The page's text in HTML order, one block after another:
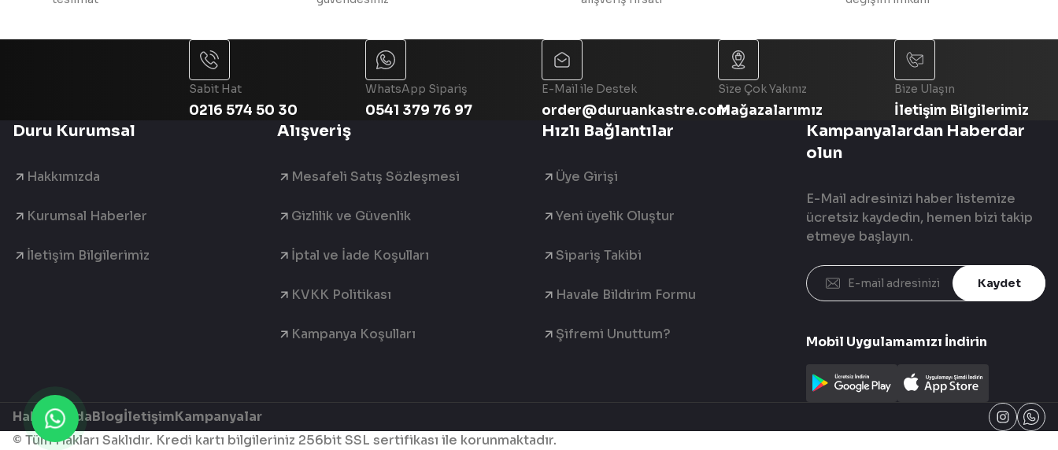
Sabit Hat
0216 574 50 30
WhatsApp Sipariş
0541 379 76 97
E-Mail ile Destek
order@duruankastre.com
Size Çok Yakınız
Mağazalarımız
Bize Ulaşın
İletişim Bilgilerimiz
Duru Kurumsal
Hakkımızda
Kurumsal Haberler
İletişim Bilgilerimiz
Alışveriş
Mesafeli Satış Sözleşmesi
Gizlilik ve Güvenlik
İptal ve İade Koşulları
KVKK Politikası
Kampanya Koşulları
Hızlı Bağlantılar
Üye Girişi
Yeni üyelik Oluştur
Sipariş Takibi
Havale Bildirim Formu
Şifremi Unuttum?
Kampanyalardan Haberdar
olun
E-Mail adresinizi haber listemize
ücretsiz kaydedin, hemen bizi takip
etmeye başlayın.
Kaydet
Mobil Uygulamamızı İndirin
HakkımızdaBlogİletişimKampanyalar
© Tüm Hakları Saklıdır. Kredi kartı bilgileriniz 256bit SSL sertifikası ile korunmaktadır.